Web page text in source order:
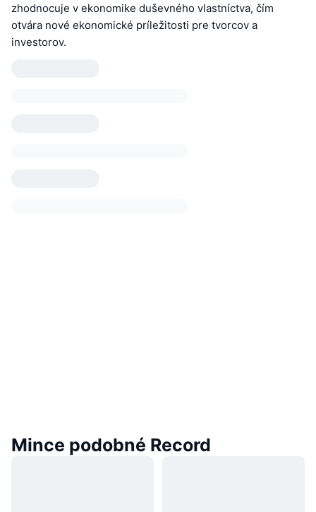
zhodnocuje v ekonomike duševného vlastníctva, čím
otvára nové ekonomické príležitosti pre tvorcov a
investorov.
Mince podobné Record